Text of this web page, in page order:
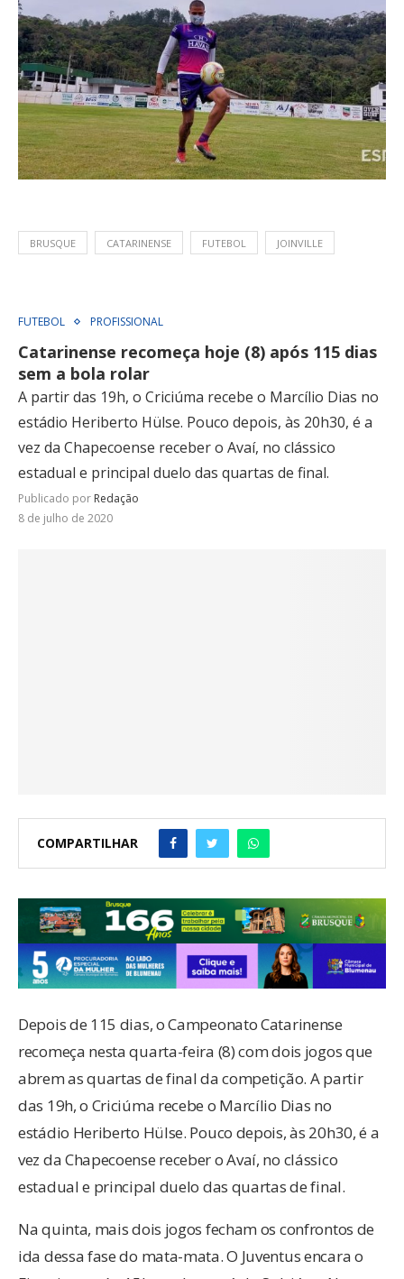
BRUSQUE CATARINENSE FUTEBOL JOINVILLE
FUTEBOL PROFISSIONAL
Catarinense recomeça hoje (8) após 115 dias
sem a bola rolar
A partir das 19h, o Criciúma recebe o Marcílio Dias no
estádio Heriberto Hülse. Pouco depois, às 20h30, é a
vez da Chapecoense receber o Avaí, no clássico
estadual e principal duelo das quartas de final.
Publicado por Redação
8 de julho de 2020
COMPARTILHAR
Depois de 115 dias, o Campeonato Catarinense
recomeça nesta quarta-feira (8) com dois jogos que
abrem as quartas de final da competição. A partir
das 19h, o Criciúma recebe o Marcílio Dias no
estádio Heriberto Hülse. Pouco depois, às 20h30, é a
vez da Chapecoense receber o Avaí, no clássico
estadual e principal duelo das quartas de final.
Na quinta, mais dois jogos fecham os confrontos de
ida dessa fase do mata-mata. O Juventus encara o